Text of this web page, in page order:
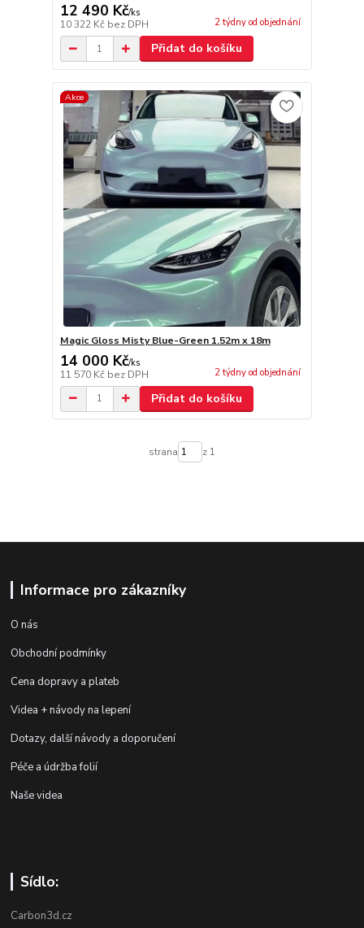
12 490 Kč/ks
10 322 Kč bez DPH 2 týdny od objednání
Přidat do košíku
Akce
Magic Gloss Misty Blue-Green 1.52m x 18m
14 000 Kč/ks
11 570 Kč bez DPH 2 týdny od objednání
Přidat do košíku
strana z 1
Informace pro zákazníky
O nás
Obchodní podmínky
Cena dopravy a plateb
Videa + návody na lepení
Dotazy, další návody a doporučení
Péče a údržba folií
Naše videa
Sídlo:
Carbon3d.cz